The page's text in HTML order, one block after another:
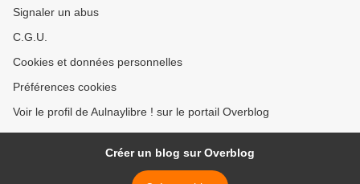
Signaler un abus
C.G.U.
Cookies et données personnelles
Préférences cookies
Voir le profil de Aulnaylibre ! sur le portail Overblog
Créer un blog sur Overblog